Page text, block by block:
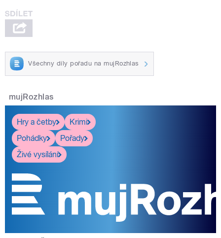
Všechny díly pořadu na mujRozhlas
mujRozhlas
Hry a četby
Krimi
Pohádky
Pořady
Živé vysílání